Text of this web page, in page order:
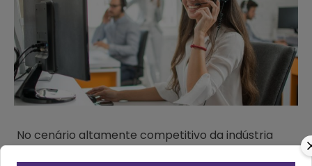
No cenário altamente competitivo da indústria